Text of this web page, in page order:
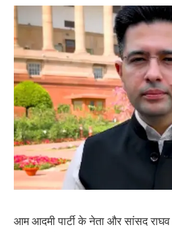
आम आदमी पार्टी के नेता और सांसद राघव